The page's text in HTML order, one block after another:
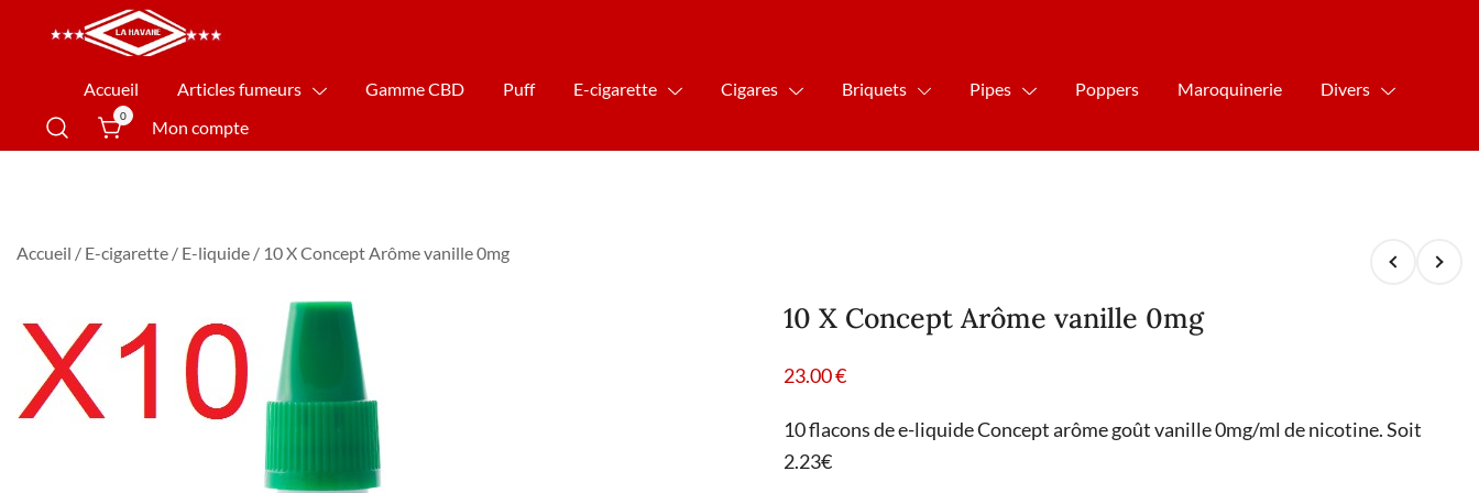
La Havane Nîmes
Accueil Articles fumeurs Gamme CBD Puff E-cigarette Cigares Briquets Pipes Poppers Maroquinerie Divers
0
Mon compte
Accueil / E-cigarette / E-liquide / 10 X Concept Arôme vanille 0mg
10 X Concept Arôme vanille 0mg
23.00€
10 flacons de e-liquide Concept arôme goût vanille 0mg/ml de nicotine. Soit
2.23€